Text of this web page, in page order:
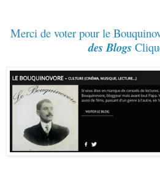
Merci de voter pour le
des Blogs